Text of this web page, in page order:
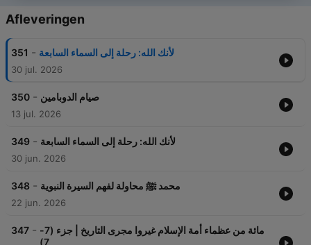
Afleveringen
351 - لأنك الله: رحلة إلى السماء السابعة
30 jul. 2026
350 - صيام الدوبامين
13 jul. 2026
349 - لأنك الله: رحلة إلى السماء السابعة
30 jun. 2026
348 - محمد ﷺ محاولة لفهم السيرة النبوية
22 jun. 2026
347 - مائة من عظماء أمة الإسلام غيروا مجرى التاريخ | جزء (7-
7)